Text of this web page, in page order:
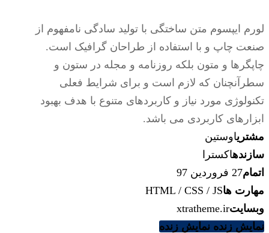
لورم ایپسوم متن ساختگی با تولید سادگی نامفهوم از
صنعت چاپ و با استفاده از طراحان گرافیک است.
چاپگرها و متون بلکه روزنامه و مجله در ستون و
سطرآنچنان که لازم است و برای شرایط فعلی
تکنولوژی مورد نیاز و کاربردهای متنوع با هدف بهبود
ابزارهای کاربردی می باشد.
مشتریاوستین
سازندهاکسترا
اتمام27 فروردین 97
مهارت هاHTML / CSS / JS
وبسایتxtratheme.ir
نمایش زنده نمایش زنده